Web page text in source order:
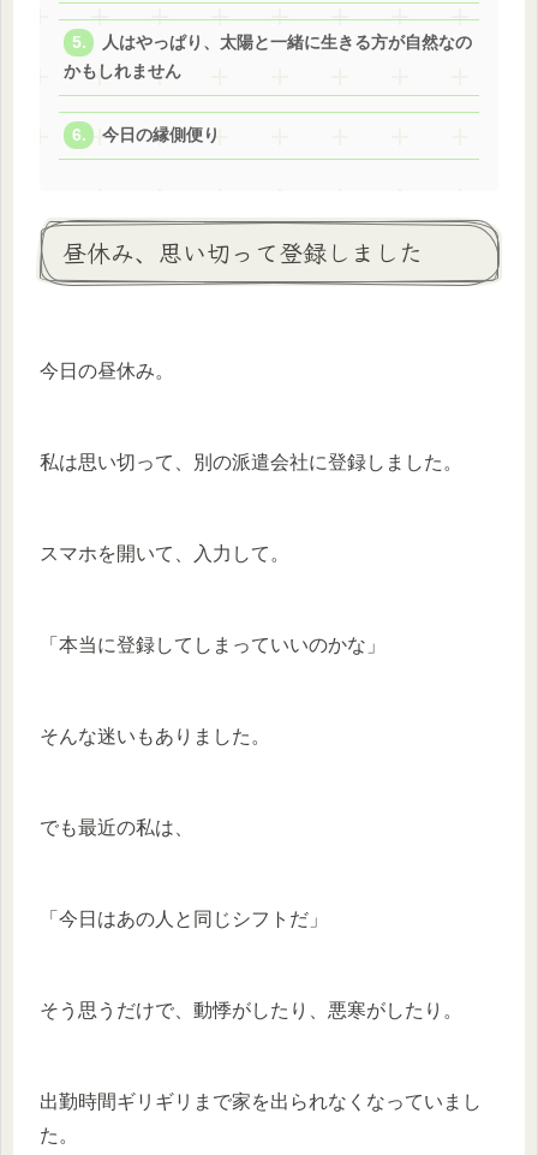
人はやっぱり、太陽と一緒に生きる方が自然なの
かもしれません
今日の縁側便り
昼休み、思い切って登録しました
今日の昼休み。
私は思い切って、別の派遣会社に登録しました。
スマホを開いて、入力して。
「本当に登録してしまっていいのかな」
そんな迷いもありました。
でも最近の私は、
「今日はあの人と同じシフトだ」
そう思うだけで、動悸がしたり、悪寒がしたり。
出勤時間ギリギリまで家を出られなくなっていまし
た。